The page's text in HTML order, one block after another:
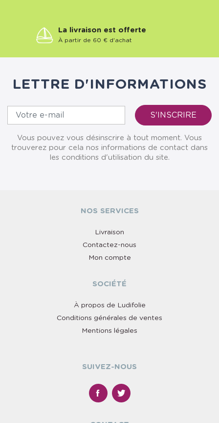
La livraison est offerte
À partir de 60 € d'achat
LETTRE D'INFORMATIONS
Vous pouvez vous désinscrire à tout moment. Vous
trouverez pour cela nos informations de contact dans
les conditions d'utilisation du site.
NOS SERVICES
Livraison
Contactez-nous
Mon compte
SOCIÉTÉ
À propos de Ludifolie
Conditions générales de ventes
Mentions légales
SUIVEZ-NOUS